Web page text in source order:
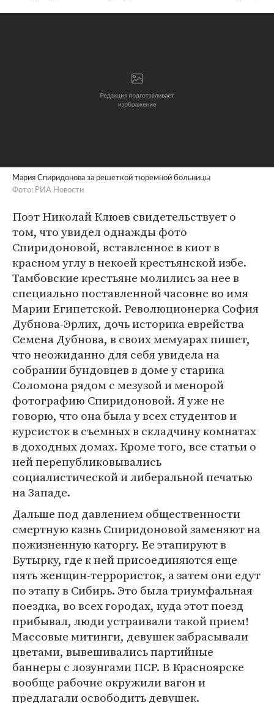
Мария Спиридонова за решеткой тюремной больницы
Фото: РИА Новости
Поэт Николай Клюев свидетельствует о
том, что увидел однажды фото
Спиридоновой, вставленное в киот в
красном углу в некоей крестьянской избе.
Тамбовские крестьяне молились за нее в
специально поставленной часовне во имя
Марии Египетской. Революционерка София
Дубнова-Эрлих, дочь историка еврейства
Семена Дубнова, в своих мемуарах пишет,
что неожиданно для себя увидела на
собрании бундовцев в доме у старика
Соломона рядом с мезузой и менорой
фотографию Спиридоновой. Я уже не
говорю, что она была у всех студентов и
курсисток в съемных в складчину комнатах
в доходных домах. Кроме того, все статьи о
ней перепубликовывались
социалистической и либеральной печатью
на Западе.
Дальше под давлением общественности
смертную казнь Спиридоновой заменяют на
пожизненную каторгу. Ее этапируют в
Бутырку, где к ней присоединяются еще
пять женщин-террористок, а затем они едут
по этапу в Сибирь. Это была триумфальная
поездка, во всех городах, куда этот поезд
прибывал, люди устраивали такой прием!
Массовые митинги, девушек забрасывали
цветами, вывешивались партийные
баннеры с лозунгами ПСР. В Красноярске
вообще рабочие окружили вагон и
предлагали освободить девушек.